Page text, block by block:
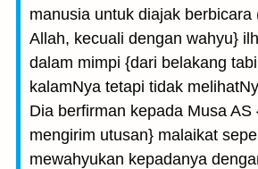
manusia untuk diajak berbicara
Allah, kecuali dengan wahyu}
dalam mimpi {dari belakang
kalamNya tetapi tidak
Dia berfirman kepada Musa AS
mengirim utusan} malaikat
mewahyukan kepadanya